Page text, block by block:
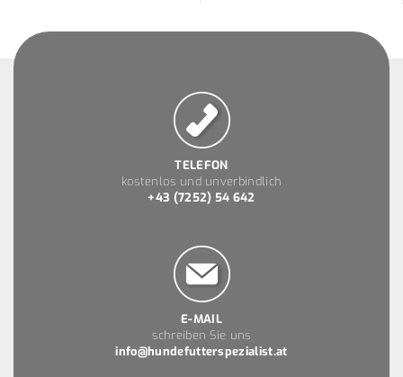
TELEFON
kostenlos und unverbindlich
+43 (7252) 54 642
E-MAIL
schreiben Sie uns
info@hundefutterspezialist.at